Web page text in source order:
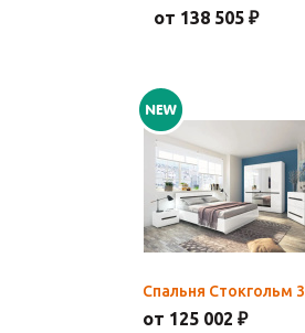
от 138 505 ₽
Спальня Стокгольм 3
от 125 002 ₽